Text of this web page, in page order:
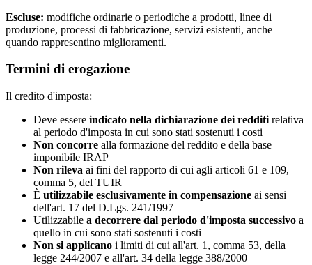
Escluse: modifiche ordinarie o periodiche a prodotti, linee di
produzione, processi di fabbricazione, servizi esistenti, anche
quando rappresentino miglioramenti.
Termini di erogazione
Il credito d'imposta:
Deve essere indicato nella dichiarazione dei redditi relativa
al periodo d'imposta in cui sono stati sostenuti i costi
Non concorre alla formazione del reddito e della base
imponibile IRAP
Non rileva ai fini del rapporto di cui agli articoli 61 e 109,
comma 5, del TUIR
È utilizzabile esclusivamente in compensazione ai sensi
dell'art. 17 del D.Lgs. 241/1997
Utilizzabile a decorrere dal periodo d'imposta successivo a
quello in cui sono stati sostenuti i costi
Non si applicano i limiti di cui all'art. 1, comma 53, della
legge 244/2007 e all'art. 34 della legge 388/2000